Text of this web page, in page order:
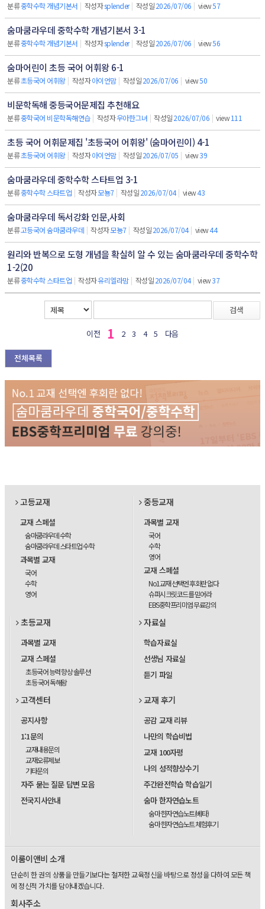
분류중학수학 개념기본서 | 작성자splender | 작성일2026/07/06 | view57
숨마쿰라우데 중학수학 개념기본서 3-1
분류중학수학 개념기본서 | 작성자splender | 작성일2026/07/06 | view56
숨마어린이 초등 국어 어휘왕 6-1
분류초등국어 어휘왕 | 작성자아이언맘 | 작성일2026/07/06 | view50
비문학독해 중등국어문제집 추천해요
분류중학국어 비문학독해연습 | 작성자우아한그녀 | 작성일2026/07/06 | view111
초등 국어 어휘문제집 '초등국어 어휘왕' (숨마어린이) 4-1
분류초등국어 어휘왕 | 작성자아이언맘 | 작성일2026/07/05 | view39
숨마쿰라우데 중학수학 스타트업 3-1
분류중학수학 스타트업 | 작성자모뇽7 | 작성일2026/07/04 | view43
숨마쿰라우데 독서강화 인문,사회
분류고등국어 숨마쿰라우데 | 작성자모뇽7 | 작성일2026/07/04 | view44
원리와 반복으로 도형 개념을 확실히 알 수 있는 숨마쿰라우데 중학수학
1-2(20
분류중학수학 스타트업 | 작성자유리엘라맘 | 작성일2026/07/04 | view37
검색
이전 1 2 3 4 5 다음
전체목록
고등교재
교재 스페셜
숨마쿰라우데 수학
숨마쿰라우데 스타트업 수학
과목별 교재
국어
수학
영어
중등교재
과목별 교재
국어
수학
영어
교재 스페셜
No1교재 선택엔 후회란 없다
슈퍼시크릿코드를 믿어라
EBS중학프리미엄 무료강의
초등교재
과목별 교재
교재 스페셜
초등국어 능력 향상 솔루션
초등 국어 독해왕
자료실
학습자료실
선생님 자료실
듣기 파일
고객센터
공지사항
1:1문의
교재내용문의
교재오류제보
기타문의
자주 묻는 질문 답변 모음
전국지사안내
교재 후기
공감 교재 리뷰
나만의 학습비법
교재 100자평
나의 성적향상수기
주간완전학습 학습일기
숨마 한자연습노트
숨마 한자연습노트(베타)
숨마 한자연습노트 체험후기
이룸이앤비 소개
단순히 한 권의 상품을 만들기보다는 철저한 교육정신을 바탕으로 정성을 다하여 모든 책
에 정신적 가치를 담아내겠습니다.
회사주소